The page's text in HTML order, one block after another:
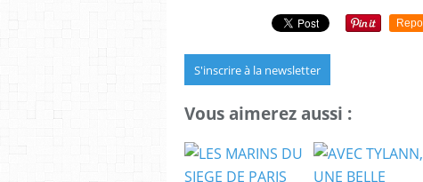
S'inscrire à la newsletter
Vous aimerez aussi :